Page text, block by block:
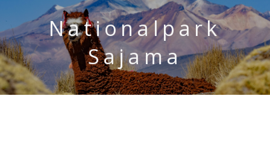
Nationalpark
Sajama